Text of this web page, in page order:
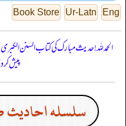
Eng
Ur-Latn
Book Store
الحمدللہ! حدیث مبارک کی کتاب السنن
پیش
سلسله